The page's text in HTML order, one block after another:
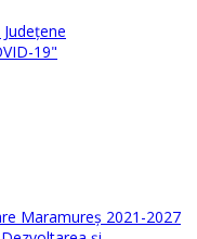
19"
Maramureș 2021-2027